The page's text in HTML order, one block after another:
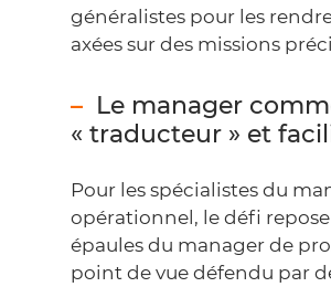
généralistes pour les
axées sur des missions
Le manager
« traducteur » et
Pour les spécialistes du
opérationnel, le défi repose
épaules du manager de
point de vue défendu par